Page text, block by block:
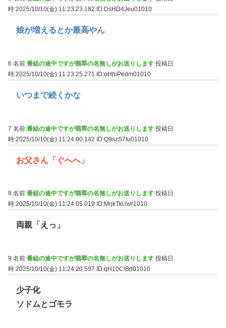
時:2025/10/10(金) 11:23:23.182
ID:DsHD4Jeu01010
娘が増えるとか最高やん
6 名前:番組の途中ですが翡翠の名無しがお送りします 投稿日
時:2025/10/10(金) 11:23:25.271
ID:oHhiPedm01010
いつまで続くかな
7 名前:番組の途中ですが翡翠の名無しがお送りします 投稿日
時:2025/10/10(金) 11:24:00.142 ID:Q9szS7Iu01010
お父さん「ぐへへ」
8 名前:番組の途中ですが翡翠の名無しがお送りします 投稿日
時:2025/10/10(金) 11:24:05.019
ID:MrjkTkUwr1010
両親「えっ」
9 名前:番組の途中ですが翡翠の名無しがお送りします 投稿日
時:2025/10/10(金) 11:24:20.597 ID:qH10ClBd01010
少子化
ソドムとゴモラ